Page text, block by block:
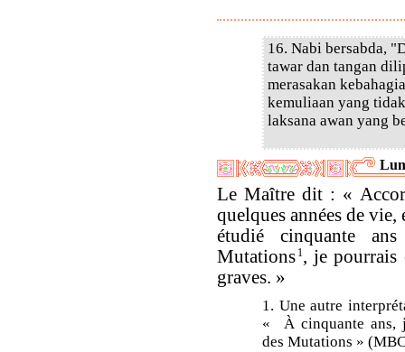
16. Nabi bersabda,
tawar dan tangan
merasakan
kemuliaan yang
laksana awan yang
Le Maître dit : «
quelques années de
étudié cinquante
Mutations 1, je pourrais
graves. »
1. Une autre
« À cinquante ans,
des Mutations »